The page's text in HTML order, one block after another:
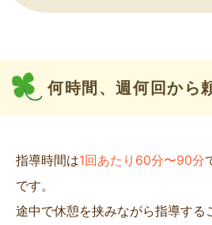
何時間、週何回から
指導時間は1回あたり60分〜90分
です。
途中で休憩を挟みながら指導する